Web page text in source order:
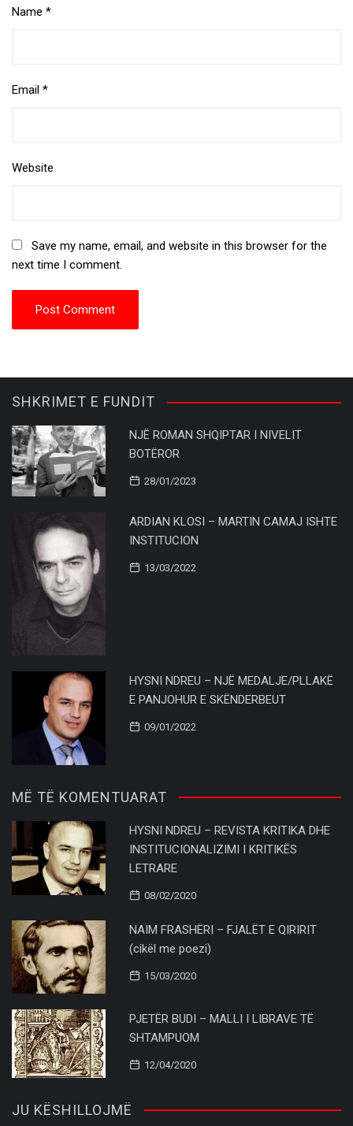
Name *
Email *
Website
Save my name, email, and website in this browser for the
next time I comment.
SHKRIMET E FUNDIT
NJË ROMAN SHQIPTAR I NIVELIT
BOTËROR
28/01/2023
ARDIAN KLOSI – MARTIN CAMAJ ISHTE
INSTITUCION
13/03/2022
HYSNI NDREU – NJË MEDALJE/PLLAKË
E PANJOHUR E SKËNDERBEUT
09/01/2022
MË TË KOMENTUARAT
HYSNI NDREU – REVISTA KRITIKA DHE
INSTITUCIONALIZIMI I KRITIKËS
LETRARE
08/02/2020
NAIM FRASHËRI – FJALËT E QIRIRIT
(cikël me poezi)
15/03/2020
PJETËR BUDI – MALLI I LIBRAVE TË
SHTAMPUOM
12/04/2020
JU KËSHILLOJMË